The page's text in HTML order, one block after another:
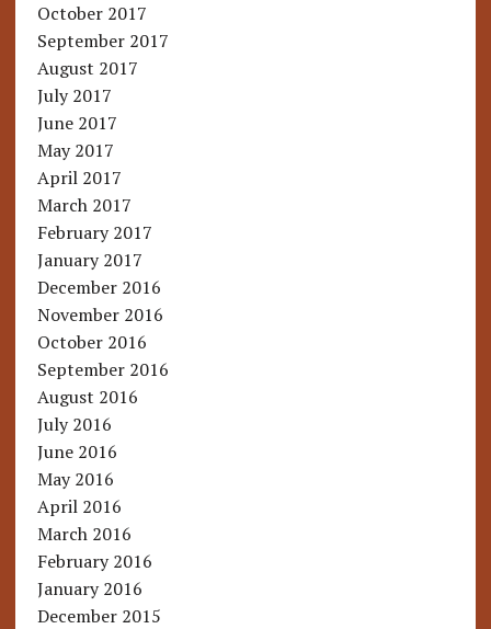
October 2017
September 2017
August 2017
July 2017
June 2017
May 2017
April 2017
March 2017
February 2017
January 2017
December 2016
November 2016
October 2016
September 2016
August 2016
July 2016
June 2016
May 2016
April 2016
March 2016
February 2016
January 2016
December 2015